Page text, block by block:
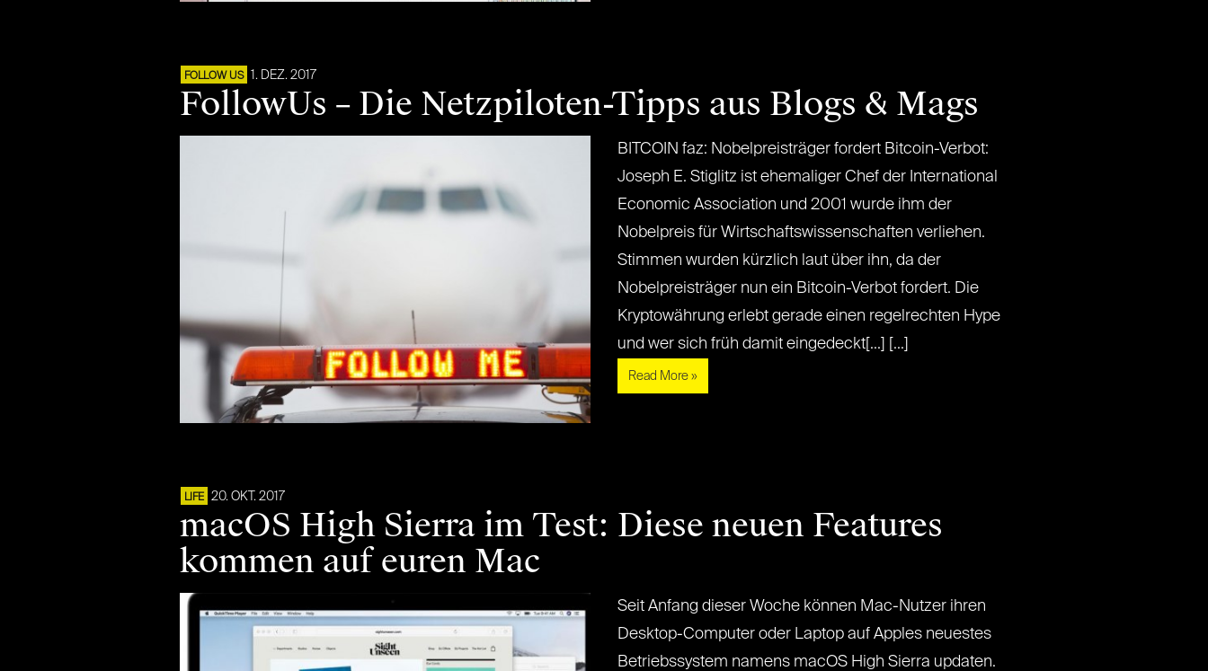
FOLLOW US 1. DEZ. 2017
FollowUs – Die Netzpiloten-Tipps aus Blogs & Mags
BITCOIN faz: Nobelpreisträger fordert Bitcoin-Verbot:
Joseph E. Stiglitz ist ehemaliger Chef der International
Economic Association und 2001 wurde ihm der
Nobelpreis für Wirtschaftswissenschaften verliehen.
Stimmen wurden kürzlich laut über ihn, da der
Nobelpreisträger nun ein Bitcoin-Verbot fordert. Die
Kryptowährung erlebt gerade einen regelrechten Hype
und wer sich früh damit eingedeckt[...] [...]
Read More »
LIFE 20. OKT. 2017
macOS High Sierra im Test: Diese neuen Features
kommen auf euren Mac
Seit Anfang dieser Woche können Mac-Nutzer ihren
Desktop-Computer oder Laptop auf Apples neuestes
Betriebssystem namens macOS High Sierra updaten.